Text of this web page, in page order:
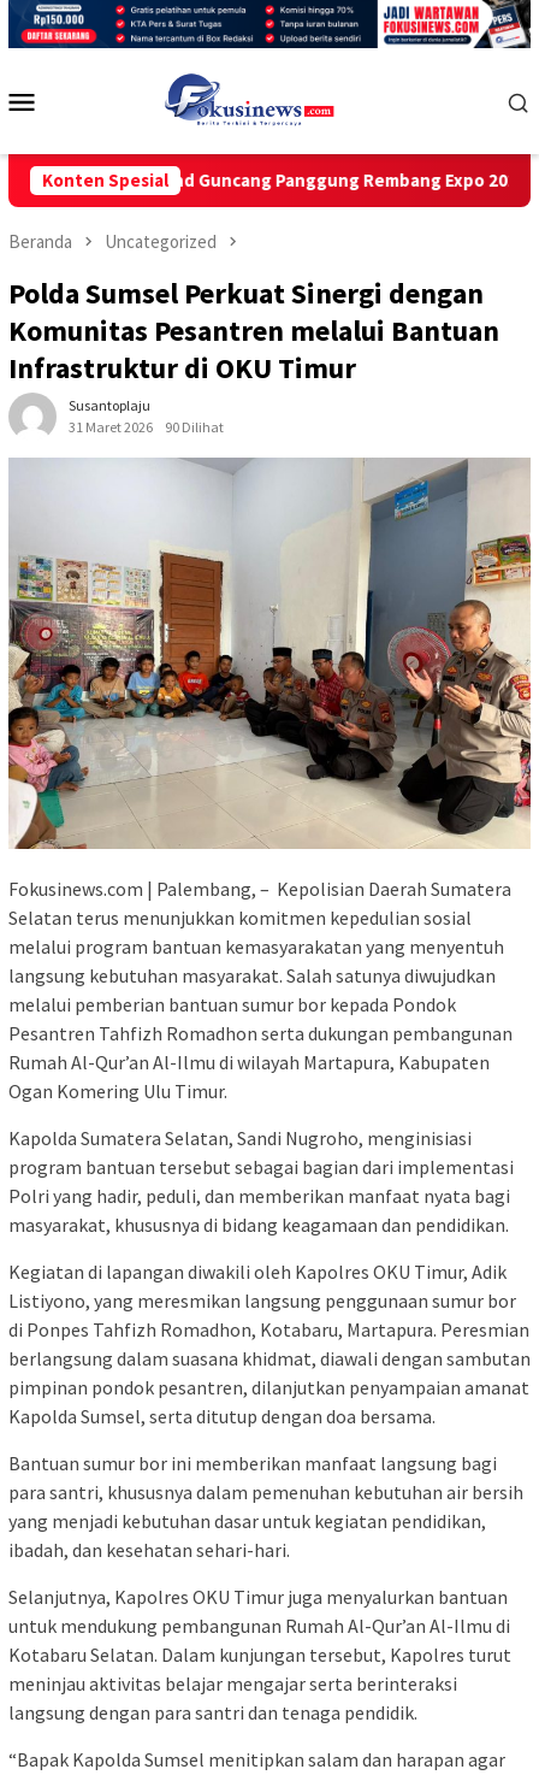
Loncat
Konten Spesial
Band Guncang Panggung Rembang Expo 2026
Beranda Uncategorized
Polda Sumsel Perkuat Sinergi dengan
Komunitas Pesantren melalui Bantuan
Infrastruktur di OKU Timur
Susantoplaju
31 Maret 2026
90 Dilihat
Fokusinews.com | Palembang, – Kepolisian Daerah Sumatera
Selatan terus menunjukkan komitmen kepedulian sosial
melalui program bantuan kemasyarakatan yang menyentuh
langsung kebutuhan masyarakat. Salah satunya diwujudkan
melalui pemberian bantuan sumur bor kepada Pondok
Pesantren Tahfizh Romadhon serta dukungan pembangunan
Rumah Al-Qur’an Al-Ilmu di wilayah Martapura, Kabupaten
Ogan Komering Ulu Timur.
Kapolda Sumatera Selatan, Sandi Nugroho, menginisiasi
program bantuan tersebut sebagai bagian dari implementasi
Polri yang hadir, peduli, dan memberikan manfaat nyata bagi
masyarakat, khususnya di bidang keagamaan dan pendidikan.
Kegiatan di lapangan diwakili oleh Kapolres OKU Timur, Adik
Listiyono, yang meresmikan langsung penggunaan sumur bor
di Ponpes Tahfizh Romadhon, Kotabaru, Martapura. Peresmian
berlangsung dalam suasana khidmat, diawali dengan sambutan
pimpinan pondok pesantren, dilanjutkan penyampaian amanat
Kapolda Sumsel, serta ditutup dengan doa bersama.
Bantuan sumur bor ini memberikan manfaat langsung bagi
para santri, khususnya dalam pemenuhan kebutuhan air bersih
yang menjadi kebutuhan dasar untuk kegiatan pendidikan,
ibadah, dan kesehatan sehari-hari.
Selanjutnya, Kapolres OKU Timur juga menyalurkan bantuan
untuk mendukung pembangunan Rumah Al-Qur’an Al-Ilmu di
Kotabaru Selatan. Dalam kunjungan tersebut, Kapolres turut
meninjau aktivitas belajar mengajar serta berinteraksi
langsung dengan para santri dan tenaga pendidik.
“Bapak Kapolda Sumsel menitipkan salam dan harapan agar